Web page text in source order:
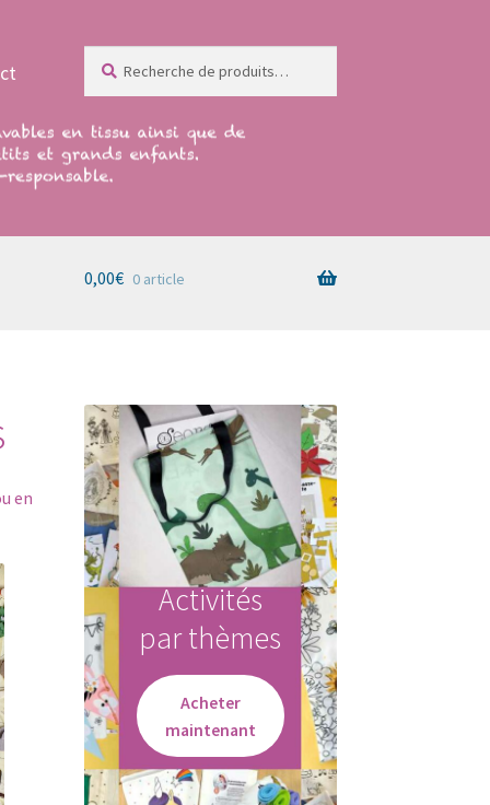
pour :
0,00€ 0 article
en
Activités
par thèmes
Acheter
maintenant